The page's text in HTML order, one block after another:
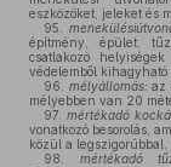
eszközöket, jeleket és
95.
építmény, épület,
csatlakozó
védelemből kihagyható
96.
mélyállomás: az
mélyebben van 20
97. mértékadó
vonatkozó besorolás,
közül a legszigorúbbal,
98.
mértékadó